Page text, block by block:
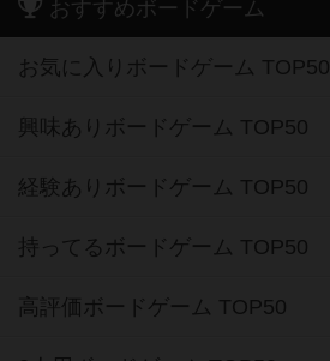
おすすめボードゲーム
お気に入りボードゲーム TOP50
興味ありボードゲーム TOP50
経験ありボードゲーム TOP50
持ってるボードゲーム TOP50
高評価ボードゲーム TOP50